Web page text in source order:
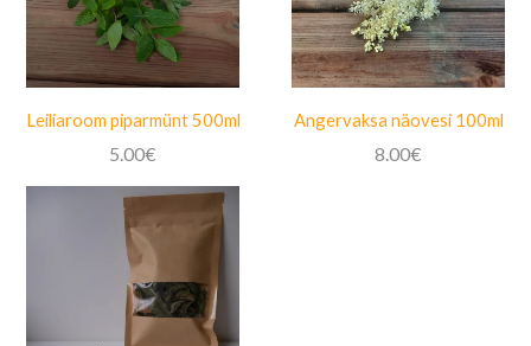
Leiliaroom piparmünt 500ml
5.00€
Angervaksa näovesi 100ml
8.00€